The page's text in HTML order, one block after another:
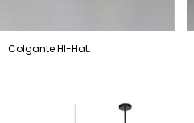
Colgante HI-Hat.